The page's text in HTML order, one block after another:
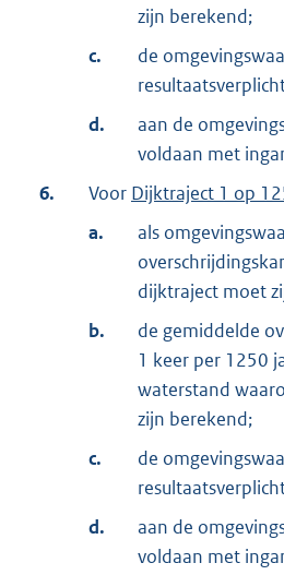
zijn berekend;
c.
de
d.
aan de
voldaan met
6.
Voor Dijktraject 1 op
a.
als
dijktraject moet
b.
de gemiddelde
1 keer per 1250
waterstand
zijn berekend;
c.
de
d.
aan de
voldaan met